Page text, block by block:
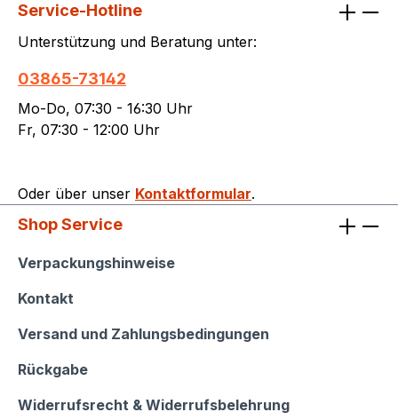
die höheren Versandkosten.
Service-Hotline
Unterstützung und Beratung unter:
03865-73142
Mo-Do, 07:30 - 16:30 Uhr
Fr, 07:30 - 12:00 Uhr
Oder über unser Kontaktformular.
Shop Service
Shop Service
Verpackungshinweise
Kontakt
Versand und Zahlungsbedingungen
Rückgabe
Widerrufsrecht & Widerrufsbelehrung